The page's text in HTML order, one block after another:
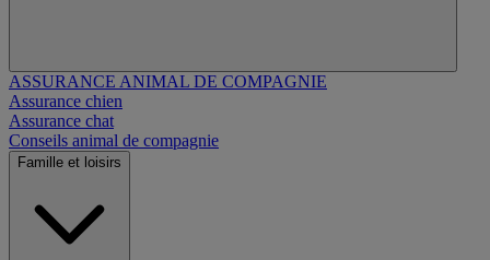
ASSURANCE ANIMAL DE COMPAGNIE
Assurance chien
Assurance chat
Conseils animal de compagnie
Famille et loisirs